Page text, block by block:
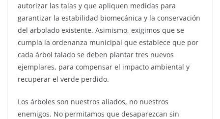
autorizar las talas y que apliquen medidas para
garantizar la estabilidad biomecánica y la conservación
del arbolado existente. Asimismo, exigimos que se
cumpla la ordenanza municipal que establece que por
cada árbol talado se deben plantar tres nuevos
ejemplares, para compensar el impacto ambiental y
recuperar el verde perdido.
Los árboles son nuestros aliados, no nuestros
enemigos. No permitamos que desaparezcan sin